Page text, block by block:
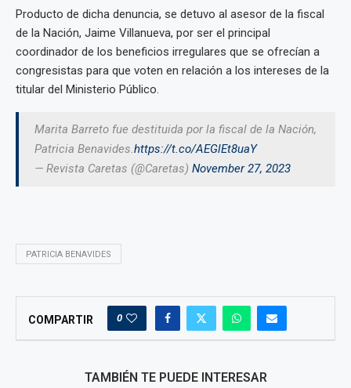
Producto de dicha denuncia, se detuvo al asesor de la fiscal
de la Nación, Jaime Villanueva, por ser el principal
coordinador de los beneficios irregulares que se ofrecían a
congresistas para que voten en relación a los intereses de la
titular del Ministerio Público.
Marita Barreto fue destituida por la fiscal de la Nación,
Patricia Benavides.https://t.co/AEGlEt8uaY
— Revista Caretas (@Caretas) November 27, 2023
PATRICIA BENAVIDES
COMPARTIR 0
TAMBIÉN TE PUEDE INTERESAR